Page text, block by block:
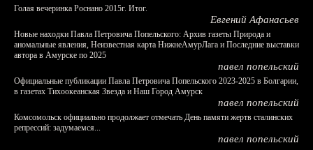
Голая вечеринка Роснано 2015г. Итог.
Евгений Афанасьев
Новые находки Павла Петровича Попельского: Архив газеты Природа и
аномальные явления, Неизвестная карта НижнеАмурЛага и Последние выставки
автора в Амурске по 2025
павел попельский
Официальные публикации Павла Петровича Попельского 2023-2025 в Болгарии,
в газетах Тихоокеанская Звезда и Наш Город Амурск
павел попельский
Комсомольск официально продолжает отмечать День памяти жертв сталинских
репрессий: задумаемся...
павел попельский